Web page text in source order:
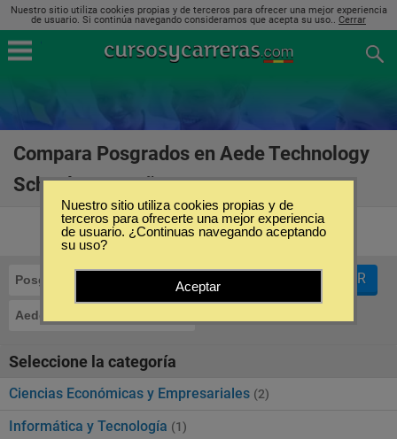
Nuestro sitio utiliza cookies propias y de terceros para ofrecer una mejor experiencia
de usuario. Si continúa navegando consideramos que acepta su uso.. Cerrar
Compara Posgrados en Aede Technology
School en España
Posgrados
Aede Technology School
FILTRAR
Seleccione la categoría
Ciencias Económicas y Empresariales (2)
Informática y Tecnología (1)
Nuestro sitio utiliza cookies propias y de
terceros para ofrecerte una mejor experiencia
de usuario. ¿Continuas navegando aceptando
su uso?
Aceptar